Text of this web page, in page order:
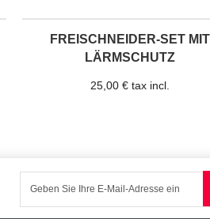
FREISCHNEIDER-SET MIT
LÄRMSCHUTZ
25,00 € tax incl.